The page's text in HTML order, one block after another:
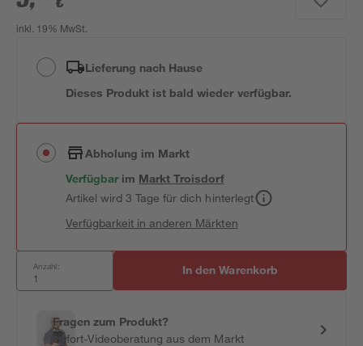
inkl. 19% MwSt.
Lieferung nach Hause
Dieses Produkt ist bald wieder verfügbar.
Abholung im Markt
Verfügbar im MarktTroisdorf
Artikel wird 3 Tage für dich hinterlegt
Verfügbarkeit in anderen Märkten
Anzahl: In den Warenkorb
Fragen zum Produkt?
Sofort-Videoberatung aus dem Markt